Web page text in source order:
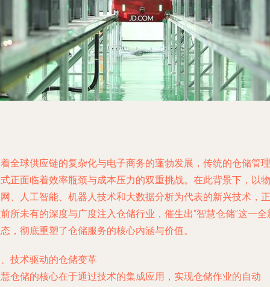
全球供应链的复杂化与电子商务的蓬勃发展，传统的仓储管理
正面临着效率瓶颈与成本压力的双重挑战。在此背景下，以物
、人工智能、机器人技术和大数据分析为代表的新兴技术，正
所未有的深度与广度注入仓储行业，催生出“智慧仓储”这一全
，彻底重塑了仓储服务的核心内涵与价值。
技术驱动的仓储变革
仓储的核心在于通过技术的集成应用，实现仓储作业的自动